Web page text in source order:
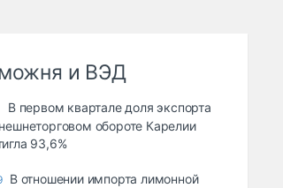
и ВЭД
В первом квартале доля экспорта
обороте Карелии
93,6%
В отношении импорта лимонной